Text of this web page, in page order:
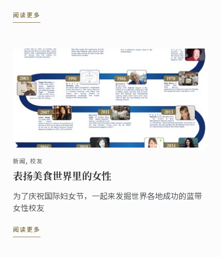
阅读更多
新闻, 校友
表扬美食世界里的女性
为了庆祝国际妇女节，一起来发掘世界各地成功的蓝带
女性校友
阅读更多